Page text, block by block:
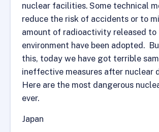
nuclear facilities. Some technical
reduce the risk of accidents or to
amount of radioactivity released to
environment have been adopted.
this, today we have got terrible
ineffective measures after nuclear
Here are the most dangerous
ever.
Japan